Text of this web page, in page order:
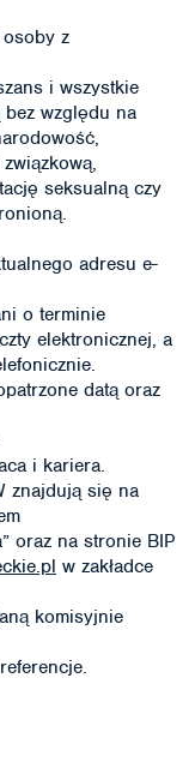
osoby z
i wszystkie
względu na
seksualną czy
adresu e-
o terminie
elektronicznej, a
datą oraz
i kariera.
znajdują się na
oraz na stronie BIP
w zakładce
komisyjnie